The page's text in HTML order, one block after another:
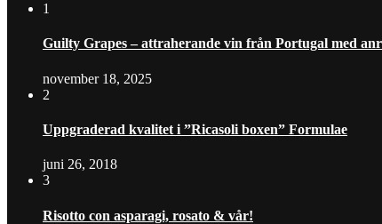
1
Guilty Grapes – attraherande vin från Portugal med
november 18, 2025
2
Uppgraderad kvalitet i ”Ricasoli boxen” Formulae
juni 26, 2018
3
Risotto con asparagi, rosato & vår!